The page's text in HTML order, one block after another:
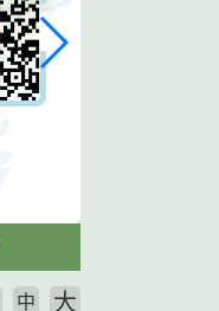
中 大